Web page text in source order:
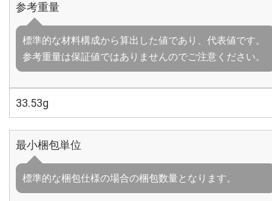
参考重量
標準的な材料構成から算出した値であり、代表値です。
参考重量は保証値ではありませんのでご注意ください。
33.53g
最小梱包単位
標準的な梱包仕様の場合の梱包数量となります。